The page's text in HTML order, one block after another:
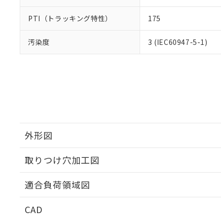
PTI（トラッキング特性） 175
汚染度 3 (IEC60947-5-1)
外形図
取りつけ穴加工図
適合負荷領域図
CAD